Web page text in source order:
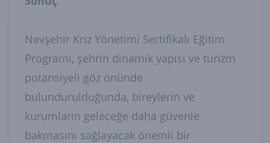
Nevşehir Kriz Yönetimi Sertifikalı Eğitim
Programı, şehrin dinamik yapısı ve turizm
potansiyeli göz önünde
bulundurulduğunda, bireylerin ve
kurumların geleceğe daha güvenle
bakmasını sağlayacak önemli bir